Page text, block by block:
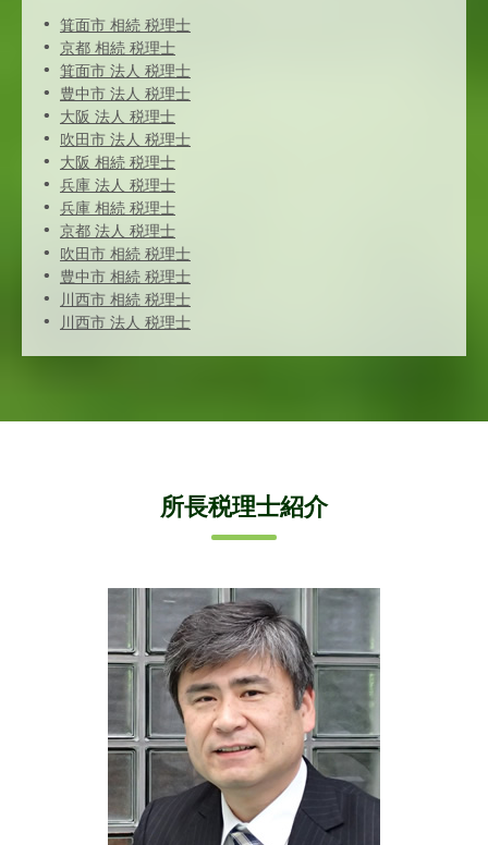
箕面市 相続 税理士
京都 相続 税理士
箕面市 法人 税理士
豊中市 法人 税理士
大阪 法人 税理士
吹田市 法人 税理士
大阪 相続 税理士
兵庫 法人 税理士
兵庫 相続 税理士
京都 法人 税理士
吹田市 相続 税理士
豊中市 相続 税理士
川西市 相続 税理士
川西市 法人 税理士
所長税理士紹介